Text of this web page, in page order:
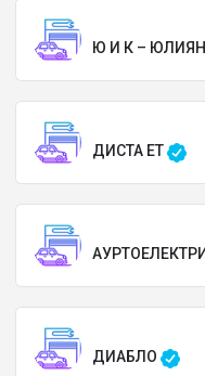
Ю И К –
ДИСТА ЕТ
ДИАБЛО